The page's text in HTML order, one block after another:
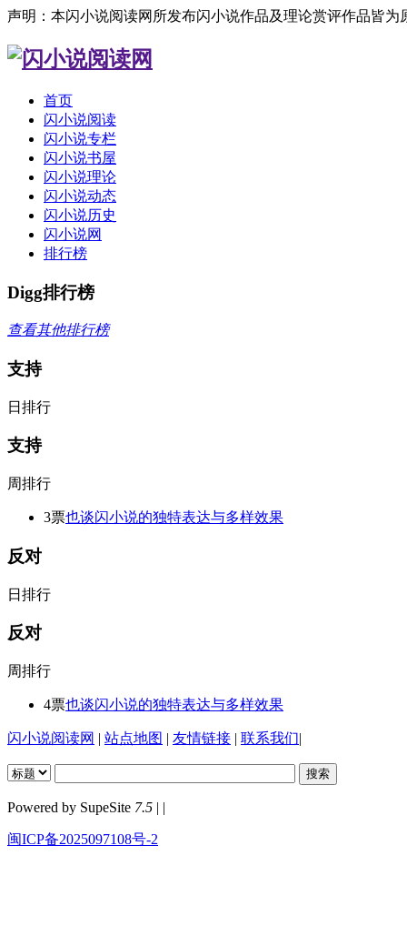
声明：本闪小说阅读网所发布闪小说作品及理论赏评作品皆
首页
闪小说阅读
闪小说专栏
闪小说书屋
闪小说理论
闪小说动态
闪小说历史
闪小说网
排行榜
Digg排行榜
查看其他排行榜
支持
日排行
支持
周排行
3票也谈闪小说的独特表达与多样效果
反对
日排行
反对
周排行
4票也谈闪小说的独特表达与多样效果
闪小说阅读网 | 站点地图 | 友情链接 | 联系我们|
Powered by SupeSite 7.5 | |
闽ICP备2025097108号-2